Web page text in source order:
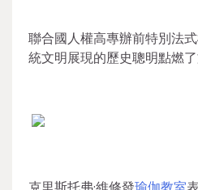
聯合國人權高專辦前特別法
統文明展現的歷史聰明點燃